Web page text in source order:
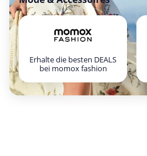
Erhalte die besten DEALS
bei momox fashion